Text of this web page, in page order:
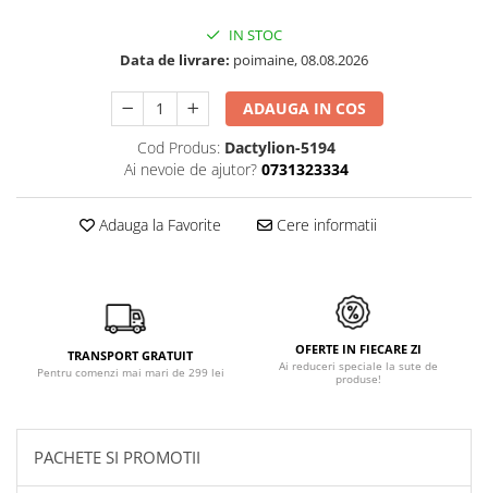
IN STOC
Data de livrare: poimaine, 08.08.2026
ADAUGA IN COS
Cod Produs: Dactylion-5194
Ai nevoie de ajutor? 0731323334
Adauga la Favorite Cere informatii
TRANSPORT GRATUIT
Pentru comenzi mai mari de 299 lei
OFERTE IN FIECARE ZI
Ai reduceri speciale la sute de
produse!
PACHETE SI PROMOTII